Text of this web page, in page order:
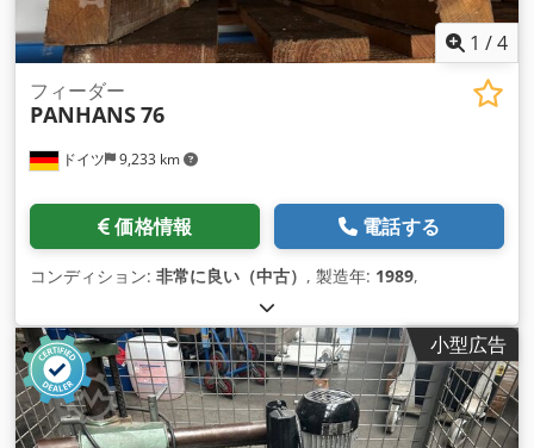
1 /4
ドイツ 9,233 km
フィーダー
PANHANS76
価格情報 電話する
コンディション: 非常に良い（中古） , 製造年: 1989,
小型広告